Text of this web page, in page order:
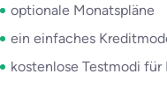
optionale Monatspläne
ein einfaches
kostenlose Testmodi